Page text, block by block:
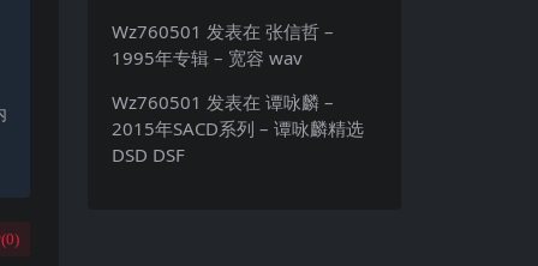
0)
Wz760501 发表在 张信哲 –
1995年专辑 – 宽容 wav
Wz760501 发表在 谭咏麟 –
2015年SACD系列 – 谭咏麟精选
DSD DSF